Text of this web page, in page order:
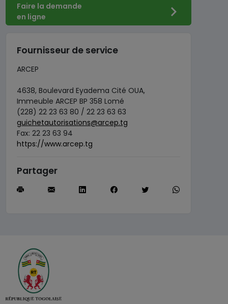
Faire la demande
en ligne
Fournisseur de service
ARCEP
4638, Boulevard Eyadema Cité OUA,
Immeuble ARCEP BP 358 Lomé
(228) 22 23 63 80 / 22 23 63 63
guichetautorisations@arcep.tg
Fax: 22 23 63 94
https://www.arcep.tg
Partager